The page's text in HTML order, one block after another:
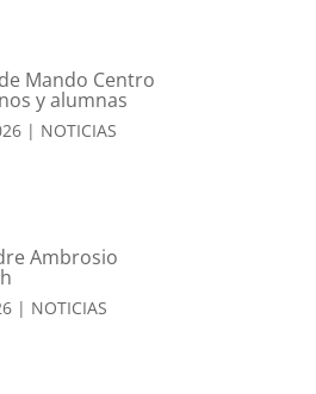
Mando Centro
y alumnas
| NOTICIAS
Ambrosio
| NOTICIAS